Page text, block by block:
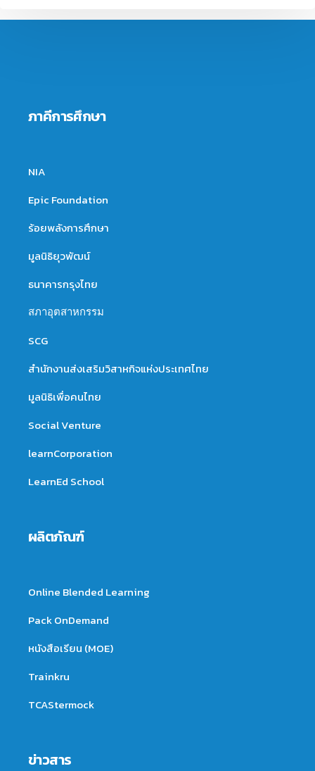
ภาคีการศึกษา
NIA
Epic Foundation
ร้อยพลังการศึกษา
มูลนิธิยุวพัฒน์
ธนาคารกรุงไทย
สภาอุตสาหกรรม
SCG
สำนักงานส่งเสริมวิสาหกิจแห่งประเทศไทย
มูลนิธิเพื่อคนไทย
Social Venture
learnCorporation
LearnEd School
ผลิตภัณฑ์
Online Blended Learning
Pack OnDemand
หนังสือเรียน (MOE)
Trainkru
TCAStermock
ข่าวสาร